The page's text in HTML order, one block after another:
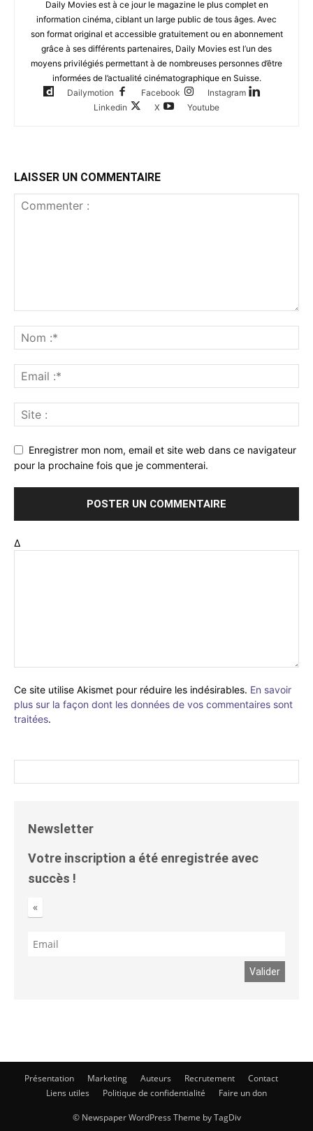
Daily Movies est à ce jour le magazine le plus complet en
information cinéma, ciblant un large public de tous âges. Avec
son format original et accessible gratuitement ou en abonnement
grâce à ses différents partenaires, Daily Movies est l’un des
moyens privilégiés permettant à de nombreuses personnes d’être
informées de l’actualité cinématographique en Suisse.
Dailymotion
Facebook
Instagram
Linkedin
X Youtube
LAISSER UN COMMENTAIRE
Enregistrer mon nom, email et site web dans ce navigateur
pour la prochaine fois que je commenterai.
Δ
Ce site utilise Akismet pour réduire les indésirables. En savoir
plus sur la façon dont les données de vos commentaires sont
traitées.
Newsletter
Votre inscription a été enregistrée avec
succès !
«
Présentation Marketing Auteurs Recrutement
Contact
Liens utiles
Politique de confidentialité Faire un don
© Newspaper WordPress Theme by TagDiv